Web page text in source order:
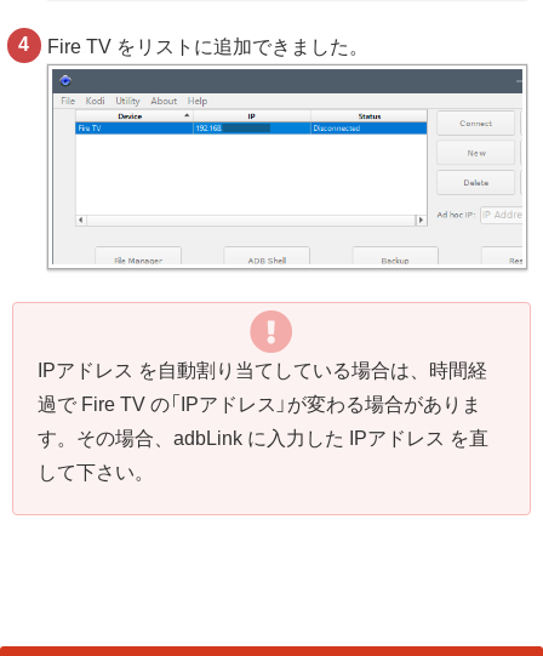
Fire TV をリストに追加できました。
IPアドレス を自動割り当てしている場合は、時間経
過で Fire TV の「IPアドレス」が変わる場合がありま
す。その場合、adbLink に入力した IPアドレス を直
して下さい。